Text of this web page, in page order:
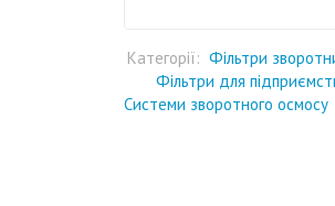
Категорії: Фільтри
Фільтри для
Системи зворотного осмосу